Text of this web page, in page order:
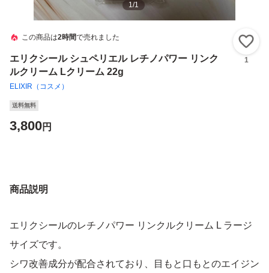
1/1
この商品は2時間で売れました
エリクシール シュペリエル レチノパワー リンク
ルクリーム Lクリーム 22g
ELIXIR（コスメ）
1
送料無料
3,800円
商品説明
エリクシールのレチノパワー リンクルクリーム L ラージ
サイズです。
シワ改善成分が配合されており、目もと口もとのエイジン